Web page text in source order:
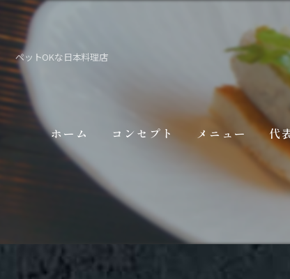
ペットOKな日本料理店
ホーム コンセプト メニュー
ギャラリー
代